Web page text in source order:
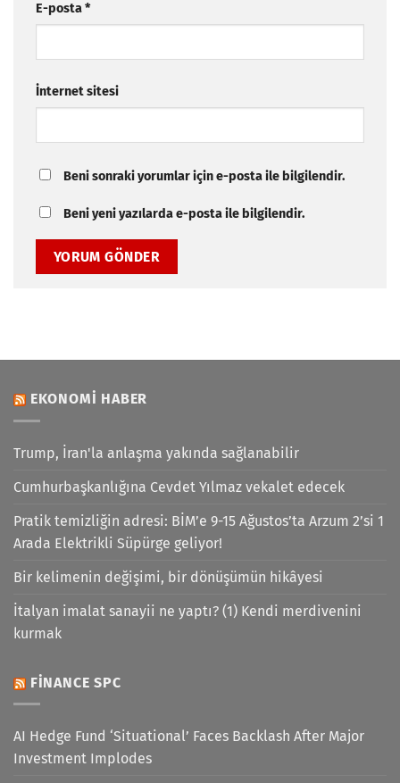
E-posta*
İnternet sitesi
Beni sonraki yorumlar için e-posta ile bilgilendir.
Beni yeni yazılarda e-posta ile bilgilendir.
EKONOMI HABER
Trump, İran'la anlaşma yakında sağlanabilir
Cumhurbaşkanlığına Cevdet Yılmaz vekalet edecek
Pratik temizliğin adresi: BİM’e 9-15 Ağustos’ta Arzum 2’si 1
Arada Elektrikli Süpürge geliyor!
Bir kelimenin değişimi, bir dönüşümün hikâyesi
İtalyan imalat sanayii ne yaptı? (1) Kendi merdivenini
kurmak
FINANCE SPC
AI Hedge Fund ‘Situational’ Faces Backlash After Major
Investment Implodes